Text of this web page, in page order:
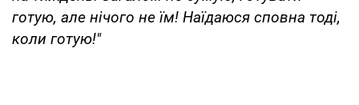
готую, але нічого не їм! Наїдаюся сповна тоді,
коли готую!"